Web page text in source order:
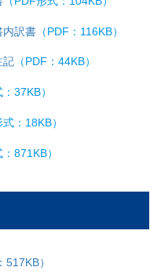
訳書 （PDF：116KB）
記 （PDF：44KB）
37KB）
式：18KB）
：871KB）
）